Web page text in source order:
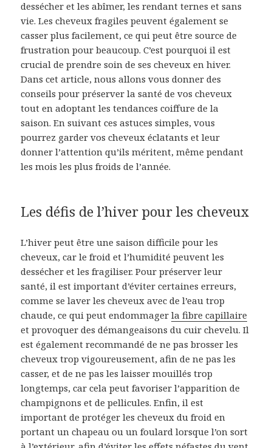
dessécher et les abîmer, les rendant ternes et sans
vie. Les cheveux fragiles peuvent également se
casser plus facilement, ce qui peut être source de
frustration pour beaucoup. C’est pourquoi il est
crucial de prendre soin de ses cheveux en hiver.
Dans cet article, nous allons vous donner des
conseils pour préserver la santé de vos cheveux
tout en adoptant les tendances coiffure de la
saison. En suivant ces astuces simples, vous
pourrez garder vos cheveux éclatants et leur
donner l’attention qu’ils méritent, même pendant
les mois les plus froids de l’année.
Les défis de l’hiver pour les cheveux
L’hiver peut être une saison difficile pour les
cheveux, car le froid et l’humidité peuvent les
dessécher et les fragiliser. Pour préserver leur
santé, il est important d’éviter certaines erreurs,
comme se laver les cheveux avec de l’eau trop
chaude, ce qui peut endommagerla fibre capillaire
et provoquer des démangeaisons du cuir chevelu. Il
est également recommandé de ne pas brosser les
cheveux trop vigoureusement, afin de ne pas les
casser, et de ne pas les laisser mouillés trop
longtemps, car cela peut favoriser l’apparition de
champignons et de pellicules. Enfin, il est
important de protéger les cheveux du froid en
portant un chapeau ou un foulard lorsque l’on sort